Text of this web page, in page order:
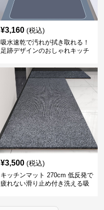
¥3,160 (税込)
吸水速乾で汚れが拭き取れる！
足跡デザインのおしゃれキッチ
¥3,500 (税込)
キッチンマット 270cm 低反発で
疲れない滑り止め付き洗える吸